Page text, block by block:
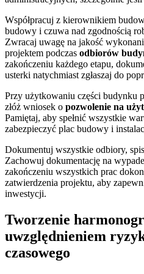
Współpracuj z kierownikiem
budowy i czuwa nad zgodnością
Zwracaj uwagę na jakość
projektem podczas odbiorów
zakończeniu każdego etapu,
usterki natychmiast zgłaszaj do
Przy użytkowaniu części budynku
złóż wniosek o pozwolenie na
Pamiętaj, aby spełnić wszystkie
zabezpieczyć plac budowy i
Dokumentuj wszystkie odbiory,
Zachowuj dokumentację na
zakończeniu wszystkich prac
zatwierdzenia projektu, aby
inwestycji.
Tworzenie
uwzględnieniem
czasowego